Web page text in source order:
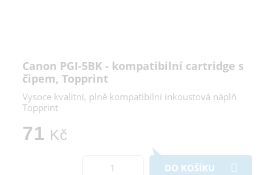
Canon PGI-5BK - kompatibilní cartridge s
čipem, Topprint
Vysoce kvalitní, plně kompatibilní inkoustová náplň
Topprint
71 Kč
DO KOŠÍKU